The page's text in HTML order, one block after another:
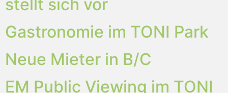
stellt sich vor
Gastronomie im TONI Park
Neue Mieter in B/C
EM Public Viewing im TONI